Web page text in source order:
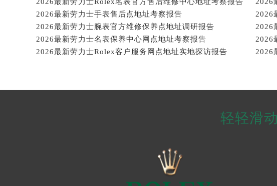
2026最新劳力士手表售后点地址考察报告
2026
2026最新劳力士腕表官方维修保养点地址调研报告
2026
2026最新劳力士名表保养中心网点地址考察报告
2026
2026最新劳力士Rolex客户服务网点地址实地探访报告
2026
轻轻滑